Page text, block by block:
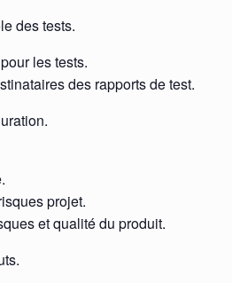
des tests.
les tests.
des rapports de test.
projet.
et qualité du produit.